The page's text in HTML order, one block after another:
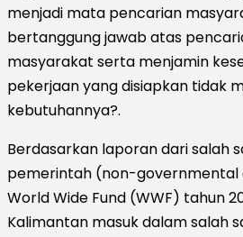
menjadi mata pencarian
bertanggung jawab atas
masyarakat serta menjamin
pekerjaan yang disiapkan tidak
kebutuhannya?.
Berdasarkan laporan dari salah
pemerintah (non-governmental
World Wide Fund (WWF) tahun
Kalimantan masuk dalam salah